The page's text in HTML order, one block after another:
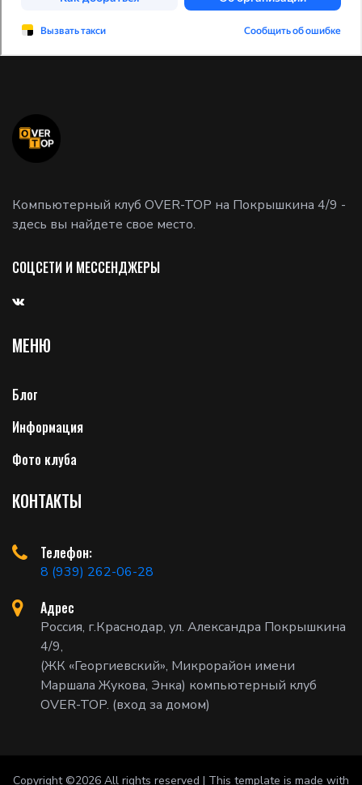
Компьютерный клуб OVER-TOP на Покрышкина 4/9 -
здесь вы найдете свое место.
СОЦСЕТИ И МЕССЕНДЖЕРЫ
МЕНЮ
Блог
Информация
Фото клуба
КОНТАКТЫ
Телефон:
8 (939) 262-06-28
Адрес
Россия, г.Краснодар, ул. Александра Покрышкина
4/9,
(ЖК «Георгиевский», Микрорайон имени
Маршала Жукова, Энка) компьютерный клуб
OVER-TOP. (вход за домом)
Copyright ©2026 All rights reserved | This template is made with